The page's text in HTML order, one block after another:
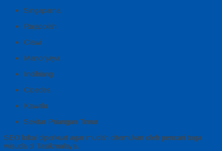
Singaparna
Rajapolah
Ciawi
Manonjaya
Indihiang
Cipedes
Kawalu
Sekitar Priangan Timur
SEO lokal diperkuat agar mudah ditemukan oleh pencari toga
wisuda di Tasikmalaya.